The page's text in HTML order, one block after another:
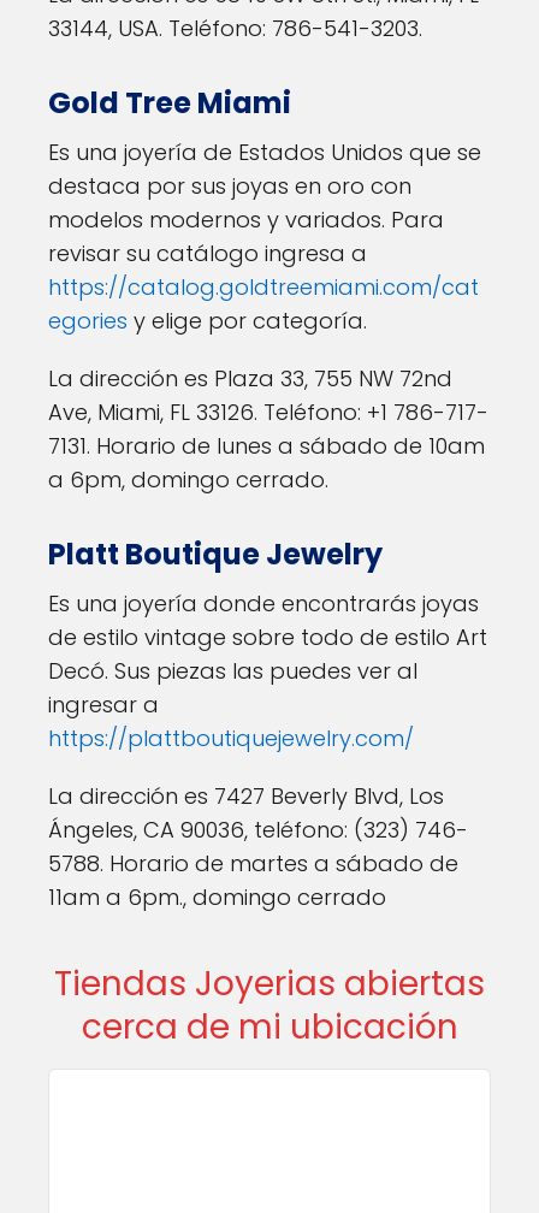
33144, USA. Teléfono: 786-541-3203.
Gold Tree Miami
Es una joyería de Estados Unidos que se
destaca por sus joyas en oro con
modelos modernos y variados. Para
revisar su catálogo ingresa a
https://catalog.goldtreemiami.com/cat
egories y elige por categoría.
La dirección es Plaza 33, 755 NW 72nd
Ave, Miami, FL 33126. Teléfono: +1 786-717-
7131. Horario de lunes a sábado de 10am
a 6pm, domingo cerrado.
Platt Boutique Jewelry
Es una joyería donde encontrarás joyas
de estilo vintage sobre todo de estilo Art
Decó. Sus piezas las puedes ver al
ingresar a
https://plattboutiquejewelry.com/
La dirección es 7427 Beverly Blvd, Los
Ángeles, CA 90036, teléfono: (323) 746-
5788. Horario de martes a sábado de
11am a 6pm., domingo cerrado
Tiendas Joyerias abiertas
cerca de mi ubicación